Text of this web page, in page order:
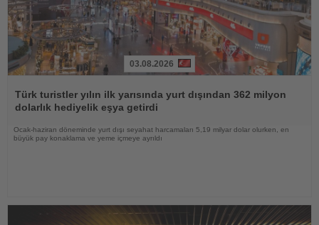
Oku
03.08.2026
Türk turistler yılın ilk yarısında yurt dışından 362 milyon
dolarlık hediyelik eşya getirdi
Ocak-haziran döneminde yurt dışı seyahat harcamaları 5,19 milyar dolar olurken, en
büyük pay konaklama ve yeme içmeye ayrıldı